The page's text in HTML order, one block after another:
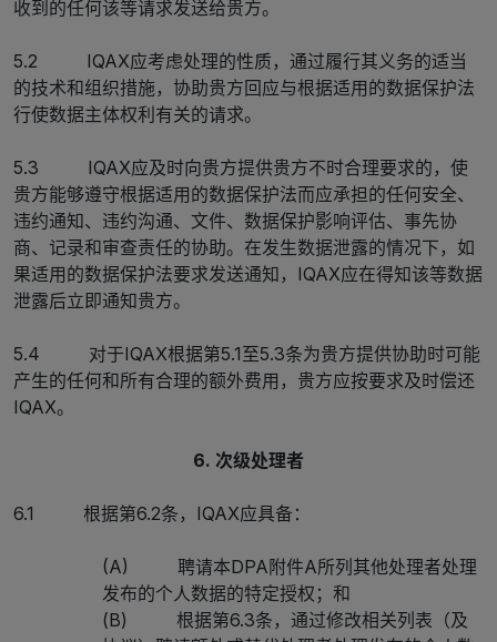
收到的任何该等请求发送给贵方。
5.2 IQAX应考虑处理的性质，通过履行其义务的适当
的技术和组织措施，协助贵方回应与根据适用的数据保护法
行使数据主体权利有关的请求。
5.3 IQAX应及时向贵方提供贵方不时合理要求的，使
贵方能够遵守根据适用的数据保护法而应承担的任何安全、
违约通知、违约沟通、文件、数据保护影响评估、事先协
商、记录和审查责任的协助。在发生数据泄露的情况下，如
果适用的数据保护法要求发送通知，IQAX应在得知该等数据
泄露后立即通知贵方。
5.4 对于IQAX根据第5.1至5.3条为贵方提供协助时可能
产生的任何和所有合理的额外费用，贵方应按要求及时偿还
IQAX。
6. 次级处理者
6.1 根据第6.2条，IQAX应具备：
(A) 聘请本DPA附件A所列其他处理者处理
发布的个人数据的特定授权；和
(B) 根据第6.3条，通过修改相关列表（及